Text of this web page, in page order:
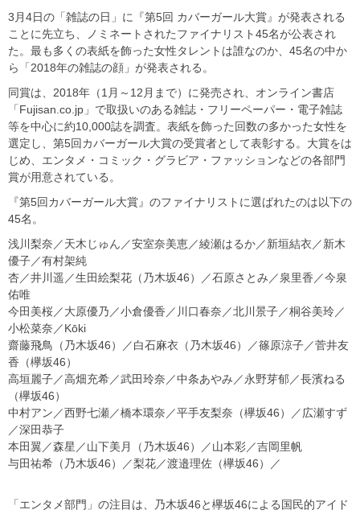
3月4日の「雑誌の日」に『第5回 カバーガール大賞』が発表される
ことに先立ち、ノミネートされたファイナリスト45名が公表され
た。最も多くの表紙を飾った女性タレントは誰なのか、45名の中か
ら「2018年の雑誌の顔」が発表される。
同賞は、2018年（1月～12月まで）に発売され、オンライン書店
「Fujisan.co.jp」で取扱いのある雑誌・フリーペーパー・電子雑誌
等を中心に約10,000誌を調査。表紙を飾った回数の多かった女性を
選定し、第5回カバーガール大賞の受賞者として表彰する。大賞をは
じめ、エンタメ・コミック・グラビア・ファッションなどの各部門
賞が用意されている。
『第5回カバーガール大賞』のファイナリストに選ばれたのは以下の
45名。
浅川梨奈／天木じゅん／安室奈美恵／綾瀬はるか／新垣結衣／新木
優子／有村架純
杏／井川遥／生田絵梨花（乃木坂46）／石原さとみ／泉里香／今泉
佑唯
今田美桜／大原優乃／小倉優香／川口春奈／北川景子／桐谷美玲／
小松菜奈／Kōki
齋藤飛鳥（乃木坂46）／白石麻衣（乃木坂46）／篠原涼子／菅井友
香（欅坂46）
高垣麗子／高畑充希／武田玲奈／中条あやみ／永野芽郁／長濱ねる
（欅坂46）
中村アン／西野七瀬／橋本環奈／平手友梨奈（欅坂46）／広瀬すず
／深田恭子
本田翼／森星／山下美月（乃木坂46）／山本彩／吉岡里帆
与田祐希（乃木坂46）／梨花／渡邉理佐（欅坂46）／
「エンタメ部門」の注目は、乃木坂46と欅坂46による国民的アイド